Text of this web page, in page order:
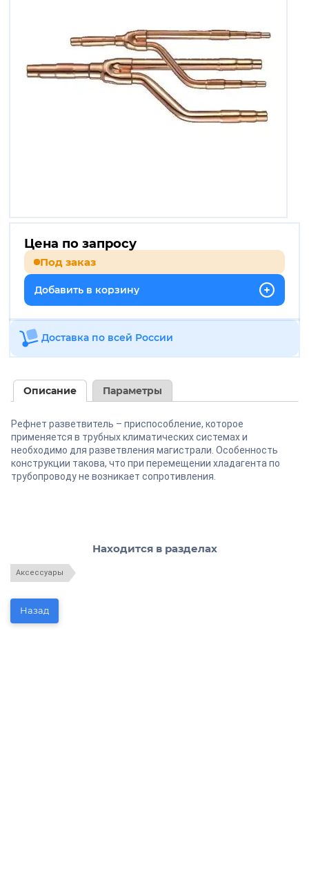
Цена по запросу
Под заказ
Добавить в корзину
Доставка по всей России
Описание Параметры
Рефнет разветвитель – приспособление, которое
применяется в трубных климатических системах и
необходимо для разветвления магистрали. Особенность
конструкции такова, что при перемещении хладагента по
трубопроводу не возникает сопротивления.
Находится в разделах
Аксессуары
Назад